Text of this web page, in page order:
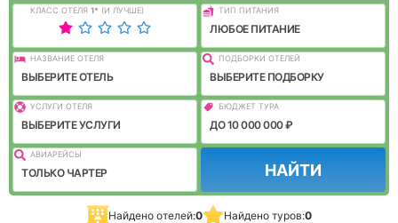
КЛАСС ОТЕЛЯ 1* (И ЛУЧШЕ) ТИП ПИТАНИЯ
ЛЮБОЕ ПИТАНИЕ
НАЗВАНИЕ ОТЕЛЯ
ВЫБЕРИТЕ ОТЕЛЬ
ПОДБОРКИ ОТЕЛЕЙ
ВЫБЕРИТЕ ПОДБОРКУ
УСЛУГИ ОТЕЛЯ
ВЫБЕРИТЕ УСЛУГИ
БЮДЖЕТ ТУРА
ДО 10 000 000 ₽
АВИАРЕЙСЫ
ТОЛЬКО ЧАРТЕР НАЙТИ
Найдено отелей:0 Найдено туров:0